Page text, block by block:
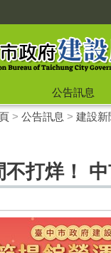
公告訊息
> 公告訊息 > 建設新
不打烊！